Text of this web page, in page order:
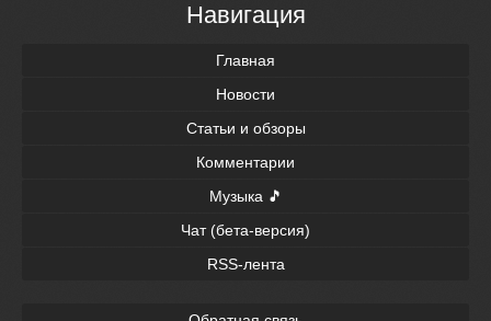
Навигация
Главная
Новости
Статьи и обзоры
Комментарии
Музыка 🎵
Чат (бета-версия)
RSS-лента